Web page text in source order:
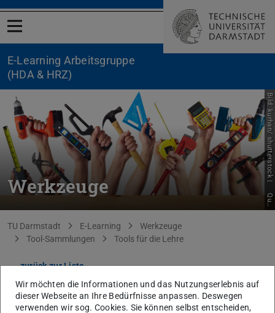
Menü öffnen
E-Learning Arbeitsgruppe
(HDA & HRZ)
Werkzeuge
Bild: kurhan/ shutterstock |
Q
u
e
l
l
e
Sie befinden sich hier:
TU Darmstadt E-Learning
Werkzeuge
Tool-Sammlungen
Tools für die Lehre
zurück zur Liste
Um Lehrmaterial bereitzustellen
Wir möchten die Informationen und das Nutzungserlebnis auf
dieser Webseite an Ihre Bedürfnisse anpassen. Deswegen
verwenden wir sog. Cookies. Sie können selbst entscheiden,